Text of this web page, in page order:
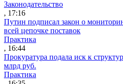
Законодательство
, 17:16
Путин подписал закон о
всей цепочке поставок
Практика
, 16:44
Прокуратура подала иск к
млрд руб.
Практика